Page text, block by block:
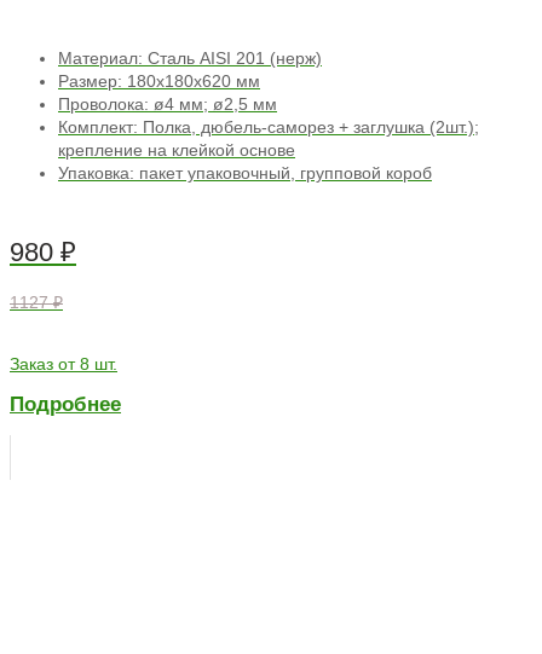
Материал: Сталь AISI 201 (нерж)
Размер: 180х180х620 мм
Проволока: ø4 мм; ø2,5 мм
Комплект: Полка, дюбель-саморез + заглушка (2шт.);
крепление на клейкой основе
Упаковка: пакет упаковочный, групповой короб
980 ₽
1127 ₽
Заказ от 8 шт.
Подробнее